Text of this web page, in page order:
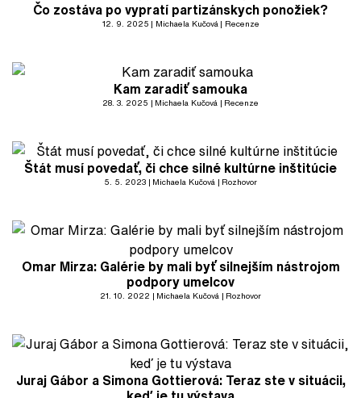
Čo zostáva po vypratí partizánskych ponožiek?
12. 9. 2025 Michaela Kučová Recenze
Kam zaradiť samouka
28. 3. 2025 Michaela Kučová Recenze
Štát musí povedať, či chce silné kultúrne inštitúcie
5. 5. 2023 Michaela Kučová Rozhovor
Omar Mirza: Galérie by mali byť silnejším nástrojom
podpory umelcov
21. 10. 2022 Michaela Kučová Rozhovor
Juraj Gábor a Simona Gottierová: Teraz ste v situácii,